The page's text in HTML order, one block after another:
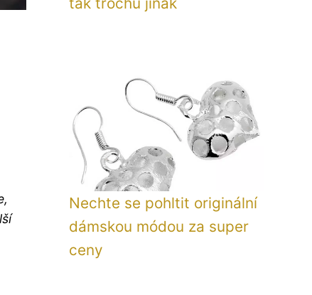
Nechte se pohltit originální
dámskou módou za super
ceny